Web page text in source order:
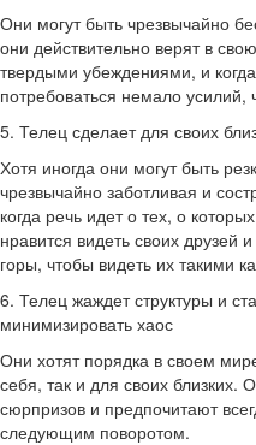
Они могут быть чрезвычайно
они действительно верят в
твердыми убеждениями, и
потребоваться немало
5. Телец сделает для своих
Хотя иногда они могут быть
чрезвычайно заботливая и
когда речь идет о тех, о
нравится видеть своих друзей
горы, чтобы видеть их такими
6. Телец жаждет структуры и
минимизировать хаос
Они хотят порядка в своем
себя, так и для своих
сюрпризов и предпочитают
следующим поворотом.